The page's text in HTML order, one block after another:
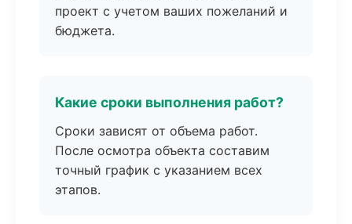
проект с учетом ваших пожеланий и
бюджета.
Какие сроки выполнения работ?
Сроки зависят от объема работ.
После осмотра объекта составим
точный график с указанием всех
этапов.